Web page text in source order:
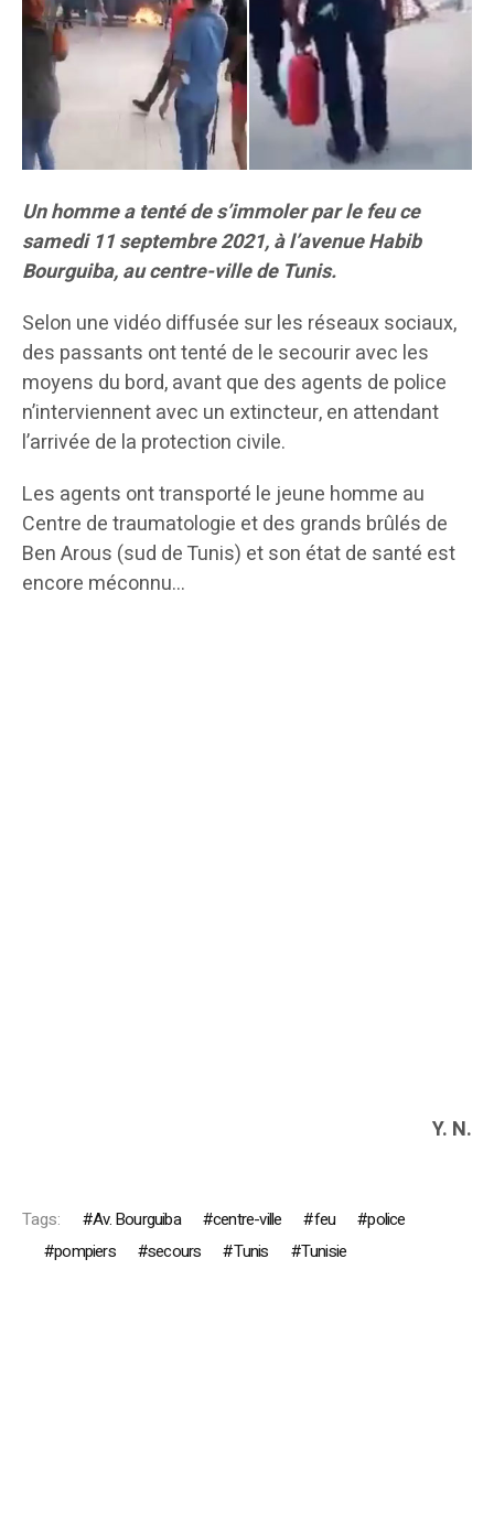
Un homme a tenté de s’immoler par le feu ce
samedi 11 septembre 2021, à l’avenue Habib
Bourguiba, au centre-ville de Tunis.
Selon une vidéo diffusée sur les réseaux sociaux,
des passants ont tenté de le secourir avec les
moyens du bord, avant que des agents de police
n’interviennent avec un extincteur, en attendant
l’arrivée de la protection civile.
Les agents ont transporté le jeune homme au
Centre de traumatologie et des grands brûlés de
Ben Arous (sud de Tunis) et son état de santé est
encore méconnu…
Y. N.
Tags: Av. Bourguiba centre-ville feu
police
pompiers
secours Tunis Tunisie